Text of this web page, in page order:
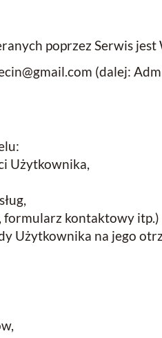
poprzez Serwis
(dalej:
Użytkownika,
formularz kontaktowy itp.)
Użytkownika na jego